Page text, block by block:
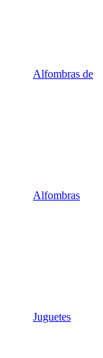
Alfombras de
Alfombras
Juguetes